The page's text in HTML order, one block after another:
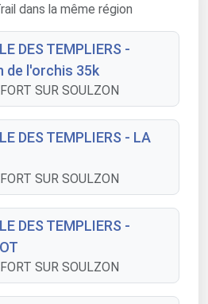
dans la même région
DES TEMPLIERS -
de l'orchis 35k
SUR SOULZON
DES TEMPLIERS - LA
SUR SOULZON
DES TEMPLIERS -
SUR SOULZON